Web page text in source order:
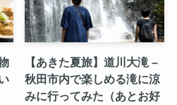
【あきた夏旅】道川大滝 –
秋田市内で楽しめる滝に涼
みに行ってみた（あとお好